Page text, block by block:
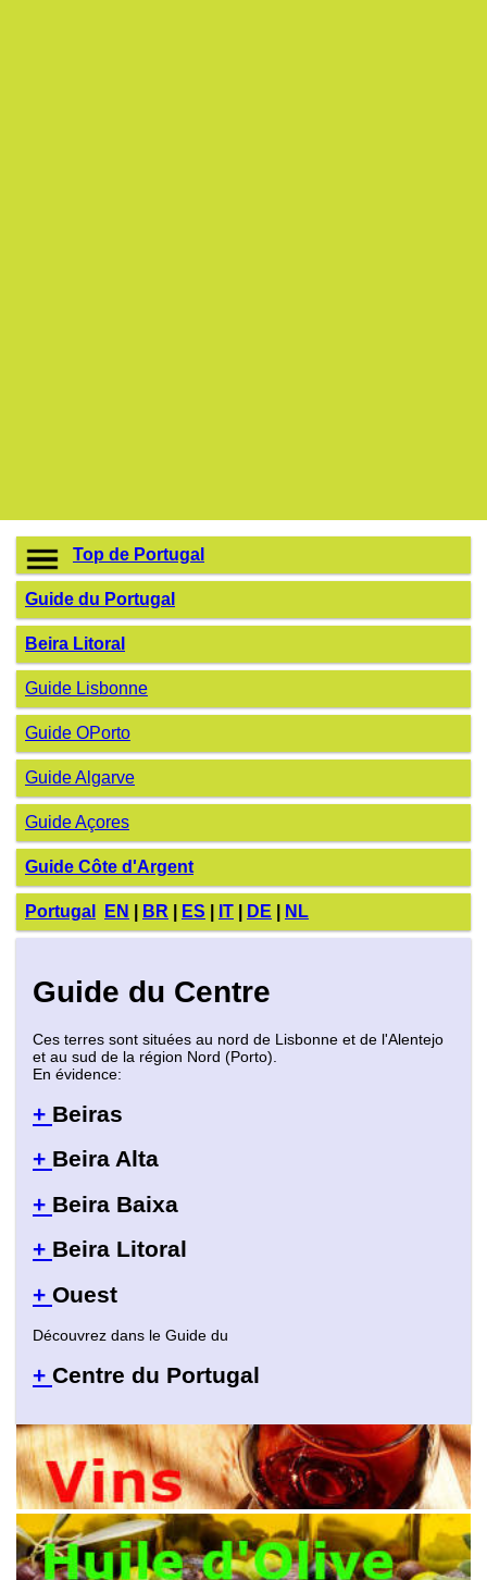
Top de Portugal
Guide du Portugal
Beira Litoral
Guide Lisbonne
Guide OPorto
Guide Algarve
Guide Açores
Guide Côte d'Argent
Portugal EN BR ES IT DE NL
Guide du Centre
Ces terres sont situées au nord de Lisbonne et de l'Alentejo
et au sud de la région Nord (Porto).
En évidence:
+ Beiras
+ Beira Alta
+ Beira Baixa
+ Beira Litoral
+ Ouest
Découvrez dans le Guide du
+ Centre du Portugal